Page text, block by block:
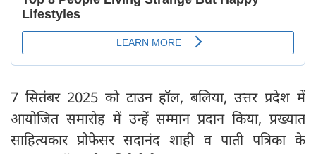
7 सितंबर 2025 को टाउन हॉल, बलिया, उत्तर प्रदेश में
आयोजित समारोह में उन्हें सम्मान प्रदान किया, प्रख्यात
साहित्यकार प्रोफेसर सदानंद शाही व पाती पत्रिका के